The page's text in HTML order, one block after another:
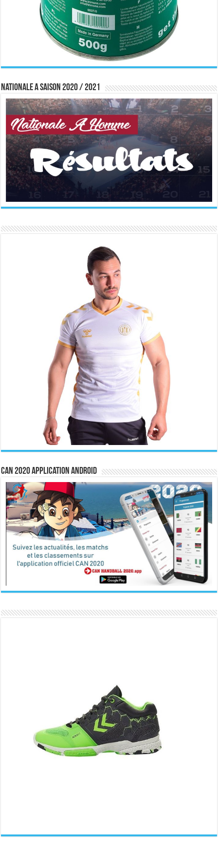
Nationale A saison 2020 / 2021
CAN 2020 Application Android